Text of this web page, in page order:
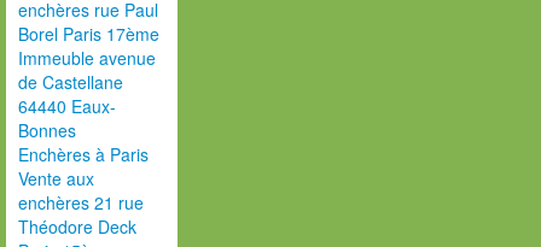
enchères rue Paul
Borel Paris 17ème
Immeuble avenue
de Castellane
64440 Eaux-
Bonnes
Enchères à Paris
Vente aux
enchères 21 rue
Théodore Deck